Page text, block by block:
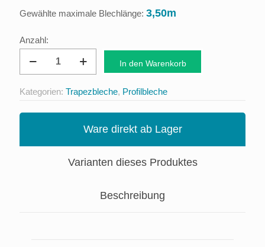
Dachprofil
Trapezblech
35/207/M
In den Warenkorb
Gewählte maximale Blechlänge: 3,50m
Kategorien: Trapezbleche, Profilbleche
Ware direkt ab Lager
Varianten dieses Produktes
Beschreibung